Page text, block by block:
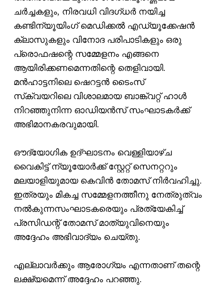
ചര്‍ച്ചകളും, നിരവധി വിദഗ്ധര്‍ നയിച്ച
കണ്ടിന്യൂയിംഗ് മെഡിക്കല്‍ എഡ്യൂക്കേഷന്‍
ക്ലാസുകളും വിനോദ പരിപാടികളും ഒരു
പ്രൊഫഷന്റെ സമ്മേളനം എങ്ങനെ
ആയിരിക്കണമെന്നതിന്റെ തെളിവായി.
മന്‍ഹാട്ടനിലെ ഷെറട്ടന്‍ ടൈംസ്
സ്‌ക്വയറിലെ വിശാലമായ ബാങ്ക്വറ്റ് ഹാള്‍
നിറഞ്ഞുനിന്ന ഓഡിയന്‍സ് സംഘാടകര്‍ക്ക്
അഭിമാനകരവുമായി.
ഔദ്യോഗിക ഉദ്ഘാടനം വെള്ളിയാഴ്ച
വൈകിട്ട് ന്യൂയോര്‍ക്ക് സ്റ്റേറ്റ് സെനറ്ററും
മലയാളിയുമായ കെവിന്‍ തോമസ് നിര്‍വഹിച്ചു.
ഇത്രയും മികച്ച സമ്മേളനത്തീനു നേത്രുത്വം
നല്‍കുന്നസംഘാടകരെയും പ്രത്യേകിച്ച്
പ്രസിഡന്റ് തോമസ് മാത്യുവിനെയും
അദ്ദേഹം അഭിവാദ്യം ചെയ്തു.
എല്ലാവര്‍ക്കും ആരോഗ്യം എന്നതാണ് തന്റെ
ലക്ഷ്യമെന്ന് അദ്ദേഹം പറഞ്ഞു.